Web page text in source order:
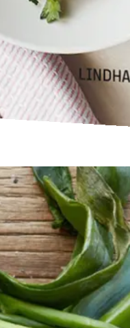
Catalansk
bønnesala
med
grillede
grøntsage
og salbitxada-
salbitxada-